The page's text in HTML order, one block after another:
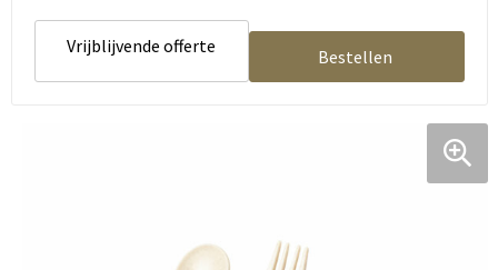
Vrijblijvende offerte Bestellen